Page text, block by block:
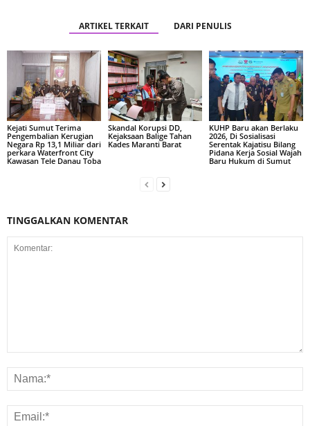
ARTIKEL TERKAIT DARI PENULIS
Kejati Sumut Terima
Pengembalian Kerugian
Negara Rp 13,1 Miliar dari
perkara Waterfront City
Kawasan Tele Danau Toba
Skandal Korupsi DD,
Kejaksaan Balige Tahan
Kades Maranti Barat
KUHP Baru akan Berlaku
2026, Di Sosialisasi
Serentak Kajatisu Bilang
Pidana Kerja Sosial Wajah
Baru Hukum di Sumut
TINGGALKAN KOMENTAR